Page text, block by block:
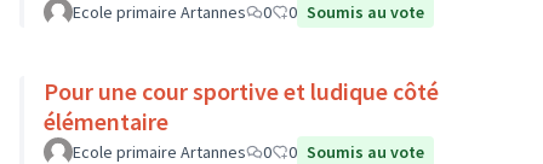
Ecole primaire Artannes 0 0 Soumis au vote
Pour une cour sportive et ludique côté
élémentaire
Ecole primaire Artannes 0 0 Soumis au vote